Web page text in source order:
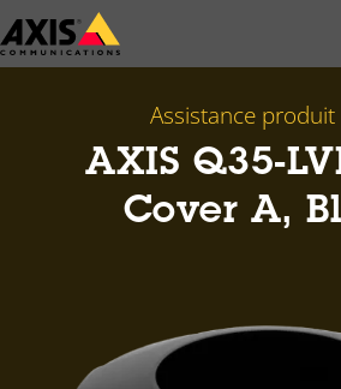
Passer
au
Assistance
AXIS Q35-
Cover A,